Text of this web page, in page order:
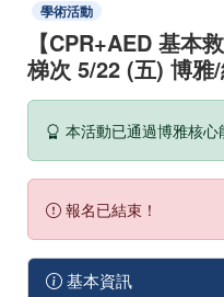
學術活動
【CPR+AED 基本
梯次 5/22 (五) 博雅
本活動已通過博雅核心
報名已結束！
基本資訊